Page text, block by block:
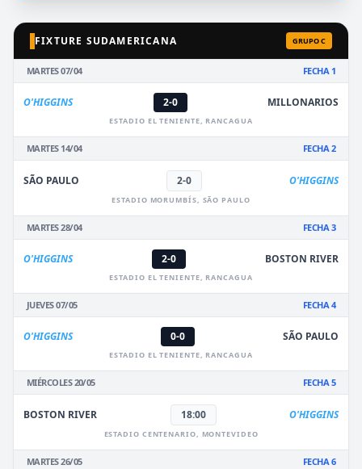
FIXTURE SUDAMERICANA GRUPO C
MARTES 07/04 FECHA 1
O'HIGGINS 2-0 MILLONARIOS
ESTADIO EL TENIENTE, RANCAGUA
MARTES 14/04 FECHA 2
SÃO PAULO 2-0 O'HIGGINS
ESTADIO MORUMBÍS, SÃO PAULO
MARTES 28/04 FECHA 3
O'HIGGINS 2-0 BOSTON RIVER
ESTADIO EL TENIENTE, RANCAGUA
JUEVES 07/05 FECHA 4
O'HIGGINS 0-0 SÃO PAULO
ESTADIO EL TENIENTE, RANCAGUA
MIÉRCOLES 20/05 FECHA 5
BOSTON RIVER 18:00 O'HIGGINS
ESTADIO CENTENARIO, MONTEVIDEO
MARTES 26/05 FECHA 6